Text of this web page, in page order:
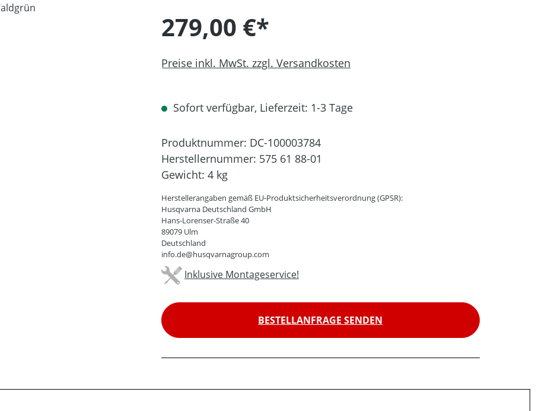
279,00 €*
Preise inkl. MwSt. zzgl. Versandkosten
Sofort verfügbar, Lieferzeit: 1-3 Tage
Produktnummer: DC-100003784
Herstellernummer: 575 61 88-01
Gewicht: 4 kg
Herstellerangaben gemäß EU-Produktsicherheitsverordnung (GPSR):
Husqvarna Deutschland GmbH
Hans-Lorenser-Straße 40
89079 Ulm
Deutschland
info.de@husqvarnagroup.com
Inklusive Montageservice!
BESTELLANFRAGE SENDEN